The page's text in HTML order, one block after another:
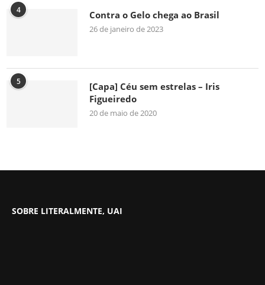
4 Contra o Gelo chega ao Brasil
26 de janeiro de 2023
5
[Capa] Céu sem estrelas – Iris
Figueiredo
20 de maio de 2020
SOBRE LITERALMENTE, UAI